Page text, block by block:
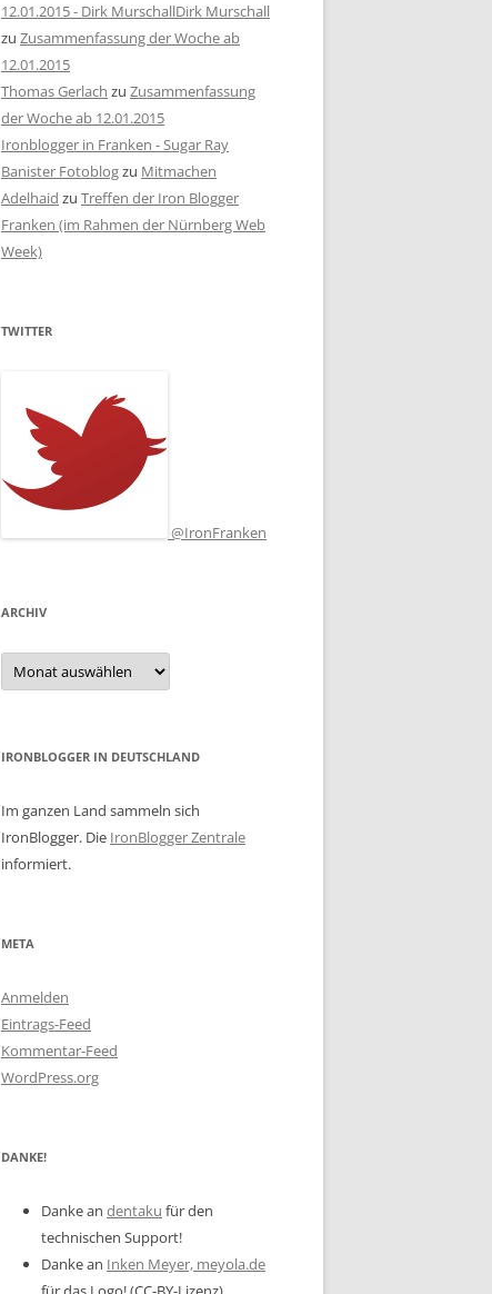
12.01.2015 - Dirk MurschallDirk Murschall
zu Zusammenfassung der Woche ab
12.01.2015
Thomas Gerlach zu Zusammenfassung
der Woche ab 12.01.2015
Ironblogger in Franken - Sugar Ray
Banister Fotoblogzu Mitmachen
Adelhaid zu Treffen der Iron Blogger
Franken (im Rahmen der Nürnberg Web
Week)
TWITTER
@IronFranken
ARCHIV
Archiv
IRONBLOGGER IN DEUTSCHLAND
Im ganzen Land sammeln sich
IronBlogger. Die IronBlogger Zentrale
informiert.
META
Anmelden
Eintrags-Feed
Kommentar-Feed
WordPress.org
DANKE!
Danke an dentaku für den
technischen Support!
Danke an Inken Meyer, meyola.de